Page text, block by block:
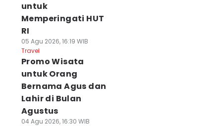
untuk
Memperingati HUT
RI
05 Agu 2026, 16:19 WIB
Travel
Promo Wisata
untuk Orang
Bernama Agus dan
Lahir di Bulan
Agustus
04 Agu 2026, 16:30 WIB